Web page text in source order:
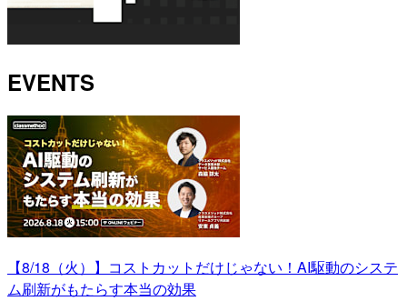
EVENTS
【8/18（火）】コストカットだけじゃない！AI駆動のシステ
ム刷新がもたらす本当の効果